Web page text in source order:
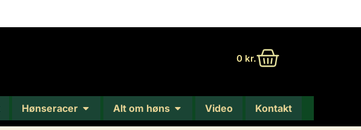
0 kr.
Hønseracer Alt om høns Video Kontakt